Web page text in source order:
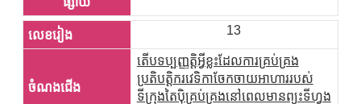
13
តើបទប្បញ្ញត្តិអ្វីខ្លះដែលការគ្រប់គ្រង
ប្រតិបត្តិករវេទិកាចែកចាយអាហាររបស់
ទីក្រុងតៃប៉ិគ្រប់គ្រងនៅពេលមានព្យុះទីហ្វុង